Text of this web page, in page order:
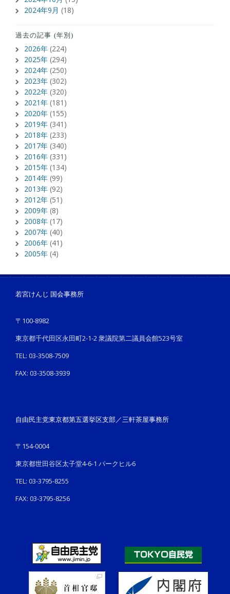
2024年9月 (18)
過去の記事 (年別)
2026年 (224)
2025年 (294)
2024年 (250)
2023年 (302)
2022年 (320)
2021年 (181)
2020年 (155)
2019年 (341)
2018年 (233)
2017年 (340)
2016年 (331)
2015年 (134)
2014年 (99)
2013年 (92)
2012年 (51)
2009年 (8)
2008年 (17)
2007年 (40)
2006年 (41)
2005年 (4)
若宮けんじ 国会事務所
〒100-8982
東京都千代田区永田町2-1-2 衆議院第二議員会館523号室
TEL: 03-3508-7509
FAX: 03-3508-3939
自由民主党東京都第五選挙区支部／三軒茶屋事務所
〒154-0004
東京都世田谷区太子堂4-6-1 パークヒル6
TEL: 03-3795-8255
FAX: 03-3795-8256